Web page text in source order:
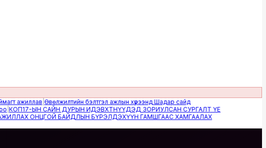
|Өвөлжилтийн бэлтгэл ажлын хүрээнд Шадар сайд
ЫН САЙН ДУРЫН ИДЭВХТНҮҮДЭД ЗОРИУЛСАН СУРГАЛТ ҮЕ
ОНЦГОЙ БАЙДЛЫН БҮРЭЛДЭХҮҮН ГАМШГААС ХАМГААЛАХ